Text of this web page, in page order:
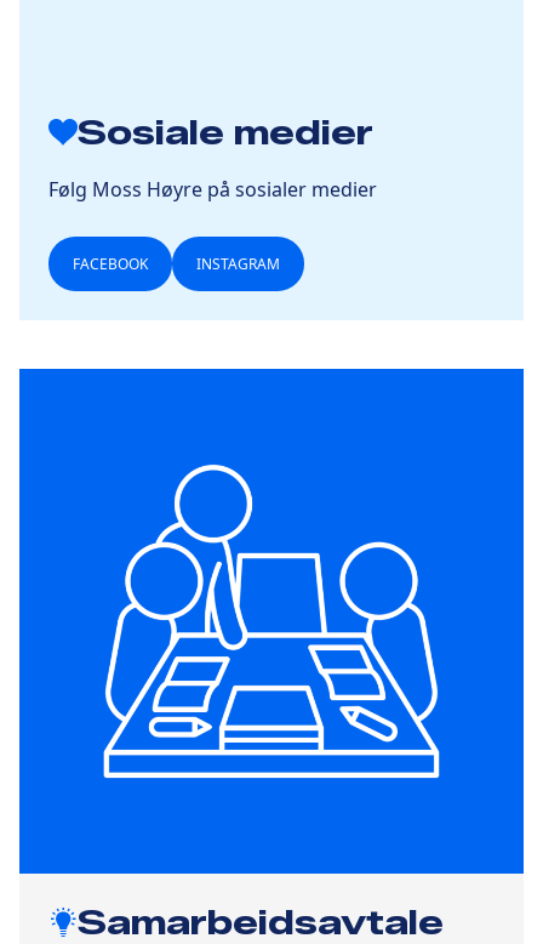
Sosiale medier
Følg Moss Høyre på sosialer medier
FACEBOOK INSTAGRAM
Samarbeidsavtale